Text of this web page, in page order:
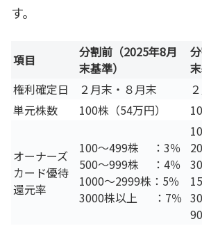
す。
項目
分割前（2025年8月
末基準）
権利確定日
２月末・８月末
単元株数
100株（54万円）
オーナーズ
カード優待
還元率
100～499株 ：3％
500～999株 ：4％
1000～2999株：5％
3000株以上 ：7％